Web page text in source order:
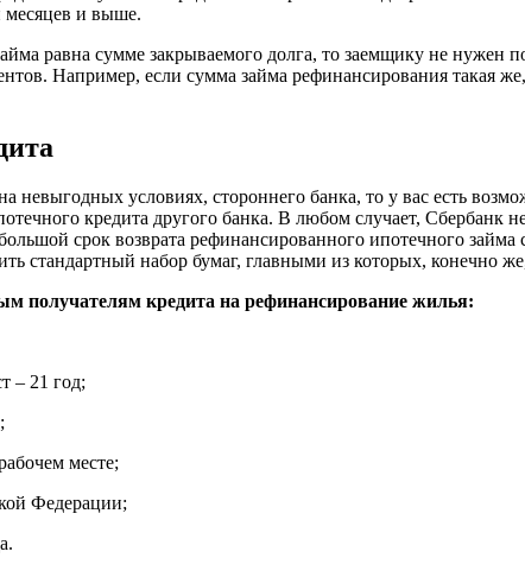
месяцев и выше.
равна сумме закрываемого долга, то заемщику не нужен
Например, если сумма займа рефинансирования такая
невыгодных условиях, стороннего банка, то у вас есть
кредита другого банка. В любом случает, Сбербанк
срок возврата рефинансированного ипотечного займа
стандартный набор бумаг, главными из которых, конечно
получателям кредита на рефинансирование жилья:
– 21 год;
месте;
Федерации;